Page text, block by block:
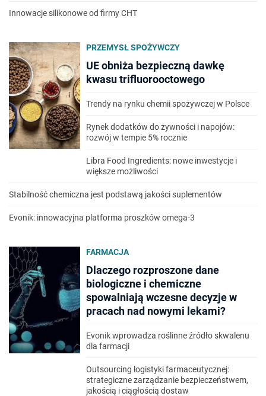
Innowacje silikonowe od firmy CHT
PRZEMYSŁ SPOŻYWCZY
UE obniża bezpieczną dawkę
kwasu trifluorooctowego
Trendy na rynku chemii spożywczej w Polsce
Rynek dodatków do żywności i napojów:
rozwój w tempie 5% rocznie
Libra Food Ingredients: nowe inwestycje i
większe możliwości
Stabilność chemiczna jest podstawą jakości suplementów
Evonik: innowacyjna platforma proszków omega-3
FARMACJA
Dlaczego rozproszone dane
biologiczne i chemiczne
spowalniają wczesne decyzje w
pracach nad nowymi lekami?
Evonik wprowadza roślinne źródło skwalenu
dla farmacji
Outsourcing logistyki farmaceutycznej:
strategiczne zarządzanie bezpieczeństwem,
jakością i ciągłością dostaw